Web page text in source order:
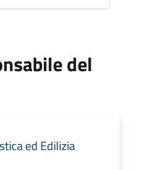
del
ed Edilizia